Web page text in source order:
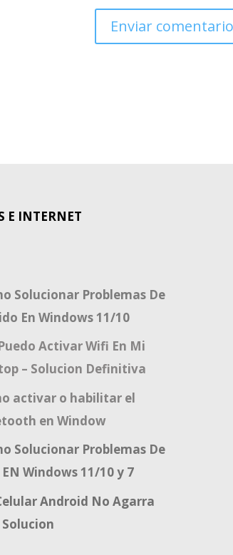
E INTERNET
Solucionar Problemas De
En Windows 11/10
Activar Wifi En Mi
– Solucion Definitiva
activar o habilitar el
en Window
Solucionar Problemas De
Windows 11/10 y 7
Android No Agarra